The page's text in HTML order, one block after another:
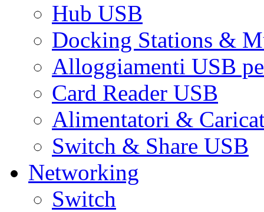
Hub USB
Docking Stations &
Alloggiamenti USB
Card Reader USB
Alimentatori &
Switch & Share USB
Networking
Switch